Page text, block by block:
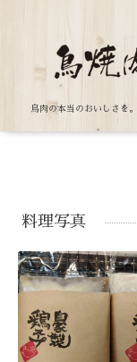
鳥肉の本当のおいしさを。
料理写真